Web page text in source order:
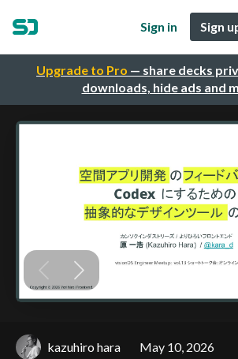
Upgrade to Pro — share decks
downloads, hide ads and
Sign in Sign
kazuhiro hara May 10, 2026